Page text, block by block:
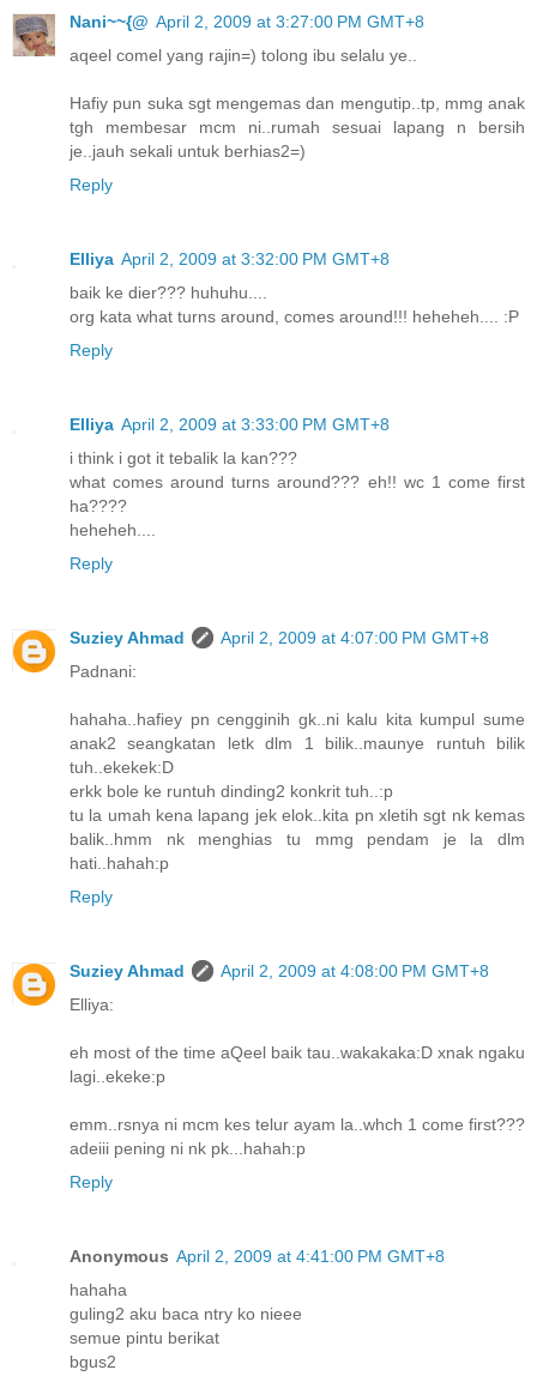
Nani~~{@ April 2, 2009 at 3:27:00 PM GMT+8
aqeel comel yang rajin=) tolong ibu selalu ye..
Hafiy pun suka sgt mengemas dan mengutip..tp, mmg anak
tgh membesar mcm ni..rumah sesuai lapang n bersih
je..jauh sekali untuk berhias2=)
Reply
Elliya April 2, 2009 at 3:32:00 PM GMT+8
baik ke dier??? huhuhu....
org kata what turns around, comes around!!! heheheh.... :P
Reply
Elliya April 2, 2009 at 3:33:00 PM GMT+8
i think i got it tebalik la kan???
what comes around turns around??? eh!! wc 1 come first
ha????
heheheh....
Reply
Suziey Ahmad
April 2, 2009 at 4:07:00 PM GMT+8
Padnani:
hahaha..hafiey pn cengginih gk..ni kalu kita kumpul sume
anak2 seangkatan letk dlm 1 bilik..maunye runtuh bilik
tuh..ekekek:D
erkk bole ke runtuh dinding2 konkrit tuh..:p
tu la umah kena lapang jek elok..kita pn xletih sgt nk kemas
balik..hmm nk menghias tu mmg pendam je la dlm
hati..hahah:p
Reply
Suziey Ahmad
April 2, 2009 at 4:08:00 PM GMT+8
Elliya:
eh most of the time aQeel baik tau..wakakaka:D xnak ngaku
lagi..ekeke:p
emm..rsnya ni mcm kes telur ayam la..whch 1 come first???
adeiii pening ni nk pk...hahah:p
Reply
Anonymous April 2, 2009 at 4:41:00 PM GMT+8
hahaha
guling2 aku baca ntry ko nieee
semue pintu berikat
bgus2